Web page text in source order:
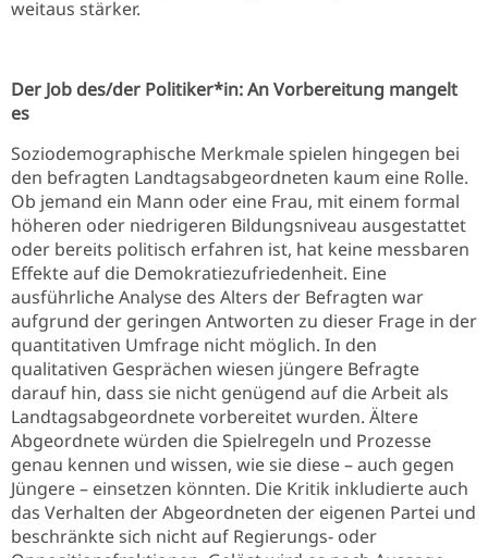
weitaus stärker.
Der Job des/der Politiker*in: An Vorbereitung mangelt
es
Soziodemographische Merkmale spielen hingegen bei
den befragten Landtagsabgeordneten kaum eine Rolle.
Ob jemand ein Mann oder eine Frau, mit einem formal
höheren oder niedrigeren Bildungsniveau ausgestattet
oder bereits politisch erfahren ist, hat keine messbaren
Effekte auf die Demokratiezufriedenheit. Eine
ausführliche Analyse des Alters der Befragten war
aufgrund der geringen Antworten zu dieser Frage in der
quantitativen Umfrage nicht möglich. In den
qualitativen Gesprächen wiesen jüngere Befragte
darauf hin, dass sie nicht genügend auf die Arbeit als
Landtagsabgeordnete vorbereitet wurden. Ältere
Abgeordnete würden die Spielregeln und Prozesse
genau kennen und wissen, wie sie diese – auch gegen
Jüngere – einsetzen könnten. Die Kritik inkludierte auch
das Verhalten der Abgeordneten der eigenen Partei und
beschränkte sich nicht auf Regierungs- oder